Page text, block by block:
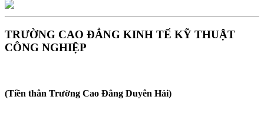
TRƯỜNG CAO ĐẲNG KINH TẾ KỸ THUẬT
CÔNG NGHIỆP
(Tiền thân Trường Cao Đẳng Duyên Hải)